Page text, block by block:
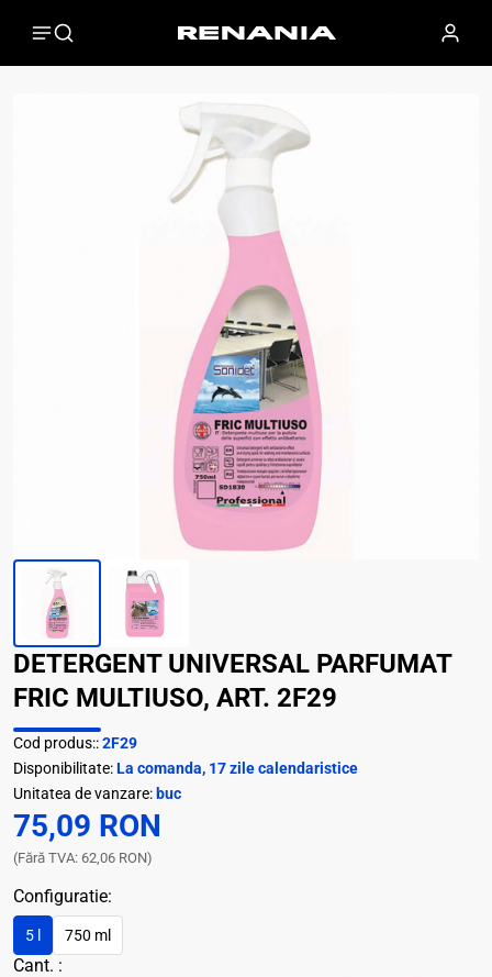
DETERGENT UNIVERSAL PARFUMAT
FRIC MULTIUSO, ART. 2F29
Cod produs::2F29
Disponibilitate:La comanda, 17 zile calendaristice
Unitatea de vanzare: buc
75,09 RON
(Fără TVA: 62,06 RON)
Configuratie:
5 l 750 ml
Cant. :